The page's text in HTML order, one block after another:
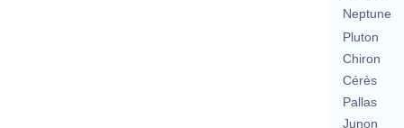
Neptune
Pluton
Chiron
Cérès
Pallas
Junon